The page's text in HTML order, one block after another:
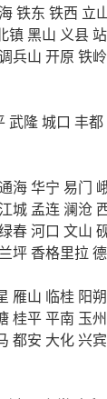
铁东 铁西 立
镇黑山 义县
兵山 开原 铁
武隆城口 丰都
海华宁 易门
江城 孟连 澜沧
春河口 文山
兰坪 香格里拉
雁山 临桂 阳朔
桂平平南 玉州
都安 大化兴宾